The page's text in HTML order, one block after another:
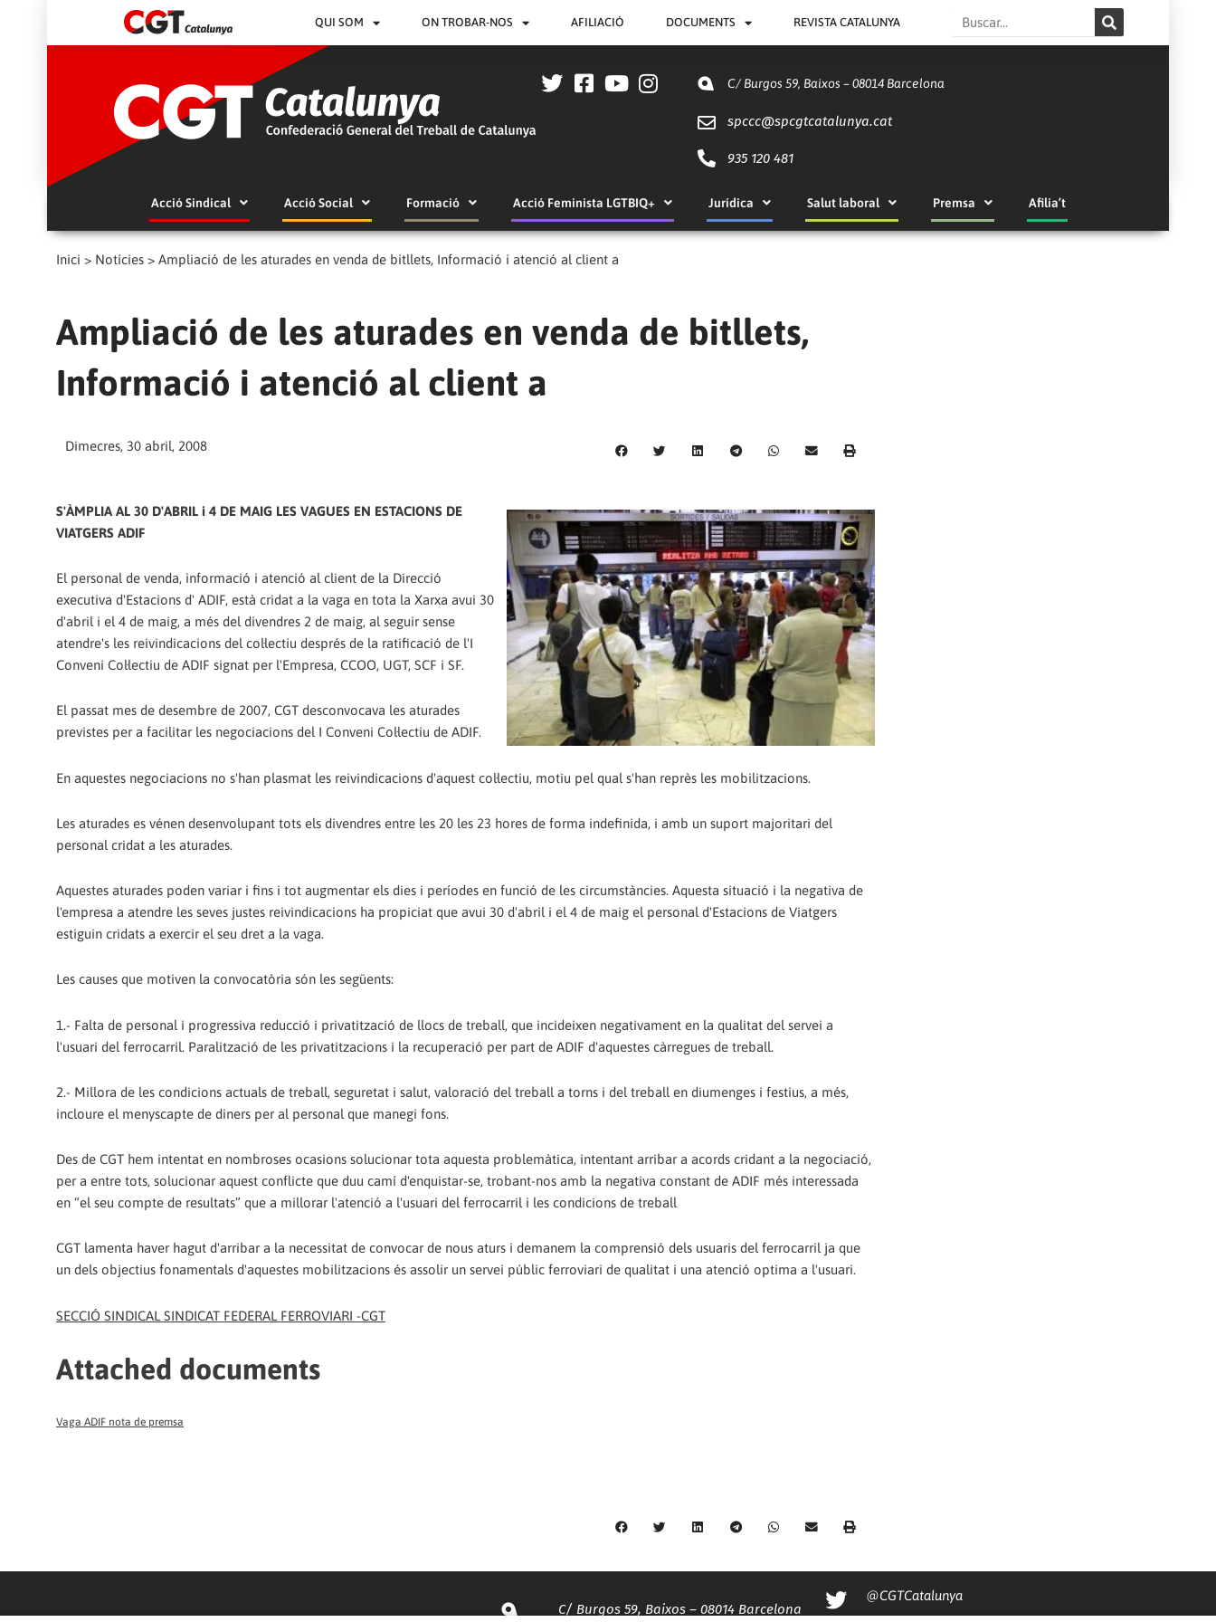
QUI SOM ON TROBAR-NOS AFILIACIÓ DOCUMENTS REVISTA CATALUNYA Search
C/ Burgos 59, Baixos – 08014 Barcelona
spccc@spcgtcatalunya.cat
935 120 481
Acció Sindical Acció Social Formació Acció Feminista LGTBIQ+ Jurídica Salut laboral Premsa Afilia’t
Inici > Notícies > Ampliació de les aturades en venda de bitllets, Informació i atenció al client a
Ampliació de les aturades en venda de bitllets,
Informació i atenció al client a
Dimecres, 30 abril, 2008
S'ÀMPLIA AL 30 D'ABRIL i 4 DE MAIG LES VAGUES EN ESTACIONS DE
VIATGERS ADIF
El personal de venda, informació i atenció al client de la Direcció
executiva d'Estacions d' ADIF, està cridat a la vaga en tota la Xarxa avui 30
d'abril i el 4 de maig, a més del divendres 2 de maig, al seguir sense
atendre's les reivindicacions del col·lectiu després de la ratificació de l'I
Conveni Col·lectiu de ADIF signat per l'Empresa, CCOO, UGT, SCF i SF.
El passat mes de desembre de 2007, CGT desconvocava les aturades
previstes per a facilitar les negociacions del I Conveni Col·lectiu de ADIF.
En aquestes negociacions no s'han plasmat les reivindicacions d'aquest col·lectiu, motiu pel qual s'han reprès les mobilitzacions.
Les aturades es vénen desenvolupant tots els divendres entre les 20 les 23 hores de forma indefinida, i amb un suport majoritari del
personal cridat a les aturades.
Aquestes aturades poden variar i fins i tot augmentar els dies i períodes en funció de les circumstàncies. Aquesta situació i la negativa de
l'empresa a atendre les seves justes reivindicacions ha propiciat que avui 30 d'abril i el 4 de maig el personal d'Estacions de Viatgers
estiguin cridats a exercir el seu dret a la vaga.
Les causes que motiven la convocatòria són les següents:
1.- Falta de personal i progressiva reducció i privatització de llocs de treball, que incideixen negativament en la qualitat del servei a
l'usuari del ferrocarril. Paralització de les privatitzacions i la recuperació per part de ADIF d'aquestes càrregues de treball.
2.- Millora de les condicions actuals de treball, seguretat i salut, valoració del treball a torns i del treball en diumenges i festius, a més,
incloure el menyscapte de diners per al personal que manegi fons.
Des de CGT hem intentat en nombroses ocasions solucionar tota aquesta problemàtica, intentant arribar a acords cridant a la negociació,
per a entre tots, solucionar aquest conflicte que duu camí d'enquistar-se, trobant-nos amb la negativa constant de ADIF més interessada
en “el seu compte de resultats” que a millorar l'atenció a l'usuari del ferrocarril i les condicions de treball
CGT lamenta haver hagut d'arribar a la necessitat de convocar de nous aturs i demanem la comprensió dels usuaris del ferrocarril ja que
un dels objectius fonamentals d'aquestes mobilitzacions és assolir un servei públic ferroviari de qualitat i una atenció optima a l'usuari.
SECCIÓ SINDICAL SINDICAT FEDERAL FERROVIARI -CGT
Attached documents
Vaga ADIF nota de premsa
C/ Burgos 59, Baixos – 08014 Barcelona
@CGTCatalunya